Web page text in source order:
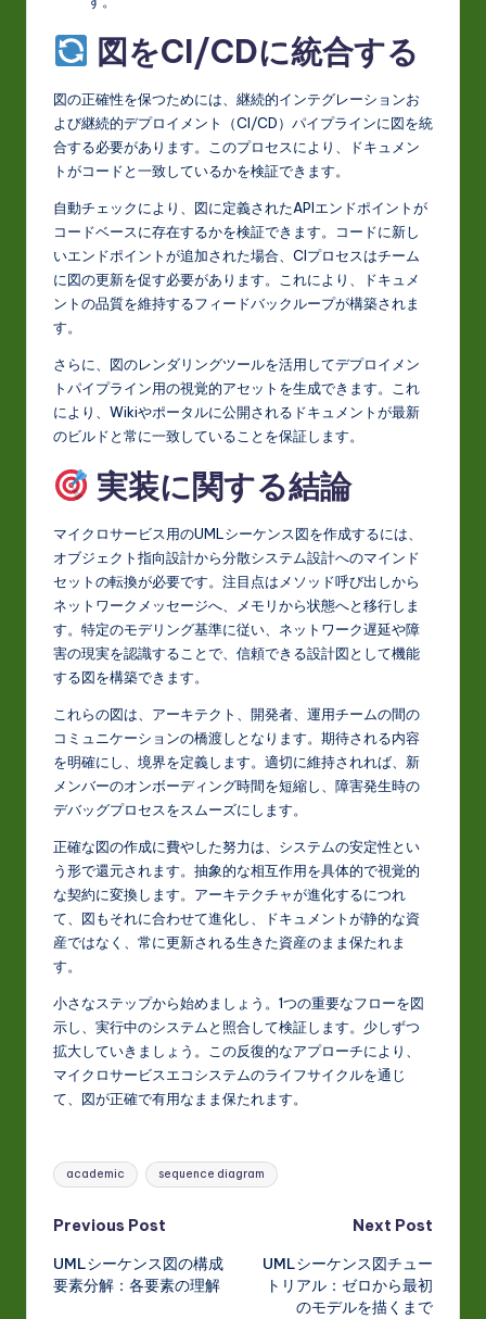
図をCI/CDに統合する
図の正確性を保つためには、継続的インテグレーションお
よび継続的デプロイメント（CI/CD）パイプラインに図を統
合する必要があります。このプロセスにより、ドキュメン
トがコードと一致しているかを検証できます。
自動チェックにより、図に定義されたAPIエンドポイントが
コードベースに存在するかを検証できます。コードに新し
いエンドポイントが追加された場合、CIプロセスはチーム
に図の更新を促す必要があります。これにより、ドキュメ
ントの品質を維持するフィードバックループが構築されま
す。
さらに、図のレンダリングツールを活用してデプロイメン
トパイプライン用の視覚的アセットを生成できます。これ
により、Wikiやポータルに公開されるドキュメントが最新
のビルドと常に一致していることを保証します。
実装に関する結論
マイクロサービス用のUMLシーケンス図を作成するには、
オブジェクト指向設計から分散システム設計へのマインド
セットの転換が必要です。注目点はメソッド呼び出しから
ネットワークメッセージへ、メモリから状態へと移行しま
す。特定のモデリング基準に従い、ネットワーク遅延や障
害の現実を認識することで、信頼できる設計図として機能
する図を構築できます。
これらの図は、アーキテクト、開発者、運用チームの間の
コミュニケーションの橋渡しとなります。期待される内容
を明確にし、境界を定義します。適切に維持されれば、新
メンバーのオンボーディング時間を短縮し、障害発生時の
デバッグプロセスをスムーズにします。
正確な図の作成に費やした努力は、システムの安定性とい
う形で還元されます。抽象的な相互作用を具体的で視覚的
な契約に変換します。アーキテクチャが進化するにつれ
て、図もそれに合わせて進化し、ドキュメントが静的な資
産ではなく、常に更新される生きた資産のまま保たれま
す。
小さなステップから始めましょう。1つの重要なフローを図
示し、実行中のシステムと照合して検証します。少しずつ
拡大していきましょう。この反復的なアプローチにより、
マイクロサービスエコシステムのライフサイクルを通じ
て、図が正確で有用なまま保たれます。
Tags:
academic sequence diagram
Post
navigation
Previous Post
UMLシーケンス図の構成
要素分解：各要素の理解
Next Post
UMLシーケンス図チュー
トリアル：ゼロから最初
のモデルを描くまで